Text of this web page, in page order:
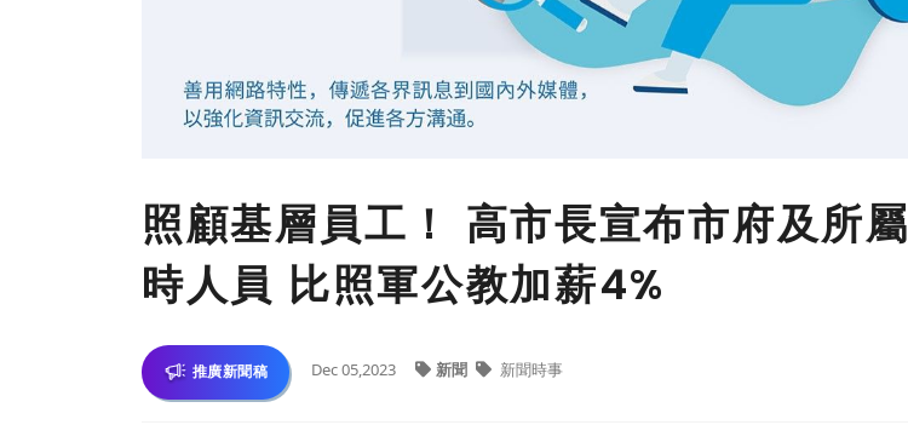
照顧基層員工！ 高市長宣布市府及所
時人員 比照軍公教加薪4%
推廣新聞稿 Dec 05,2023 新聞 新聞時事